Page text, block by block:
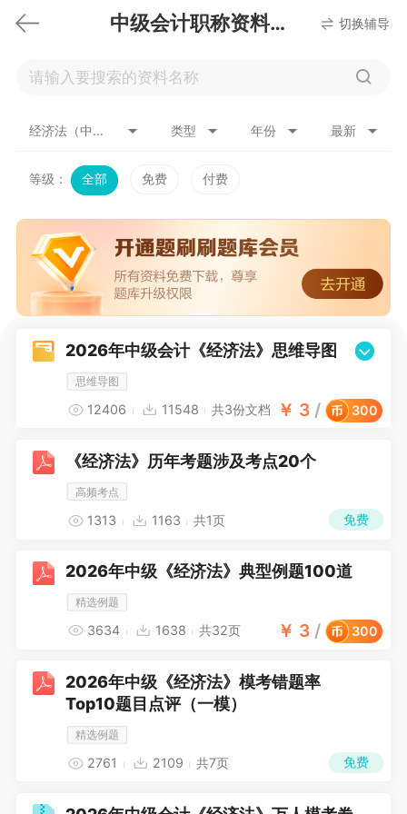
中级会计职称资料下载 切换辅导
经济法（中级） 类型 年份 最新
等级： 全部 免费 付费
2026年中级会计《经济法》思维导图
思维导图
12406 11548 共3份文档 ￥ 3 / 300
《经济法》历年考题涉及考点20个
高频考点
1313 1163 共1页 免费
2026年中级《经济法》典型例题100道
精选例题
3634 1638 共32页 ￥ 3 / 300
2026年中级《经济法》模考错题率
Top10题目点评（一模）
精选例题
2761 2109 共7页 免费